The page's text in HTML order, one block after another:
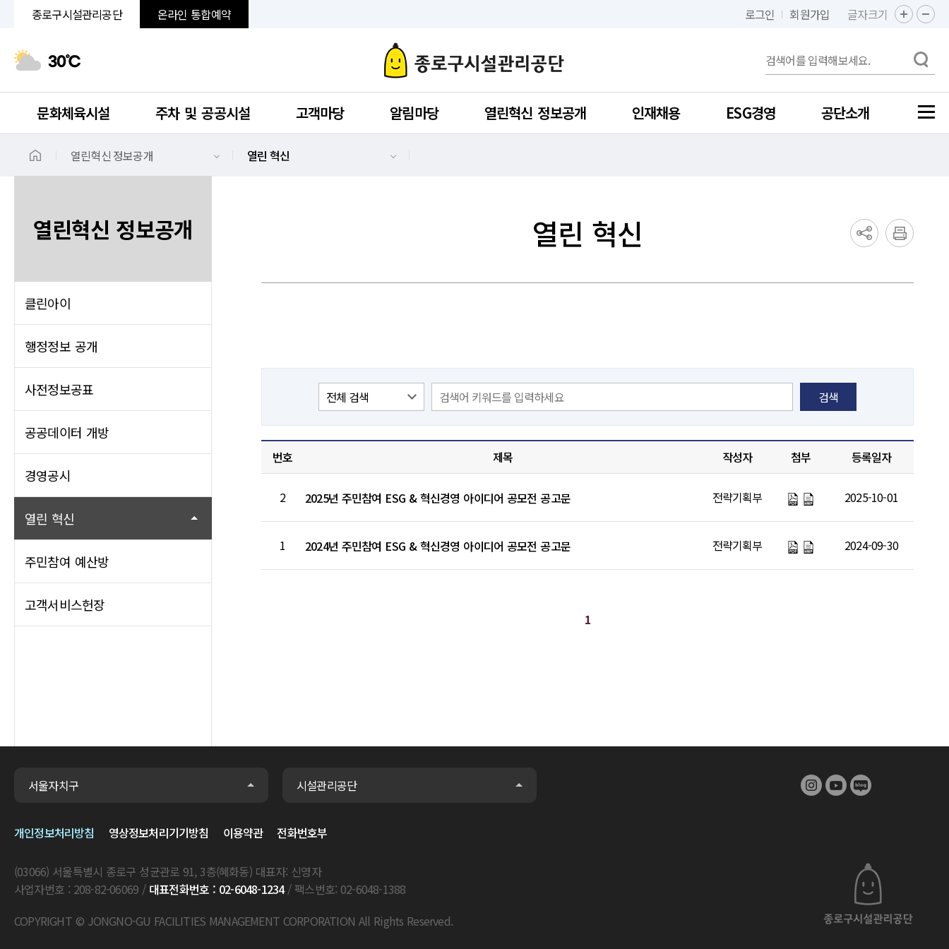
종로구시설관리공단 온라인 통합예약 로그인 회원가입 글자크기
30℃
문화체육시설 주차 및 공공시설 고객마당 알림마당 열린혁신 정보공개 인재채용 ESG경영 공단소개
열린혁신 정보공개 열린 혁신
열린혁신 정보공개
클린아이
행정정보 공개
사전정보공표
공공데이터 개방
경영공시
열린 혁신
주민참여 예산방
고객서비스헌장
열린 혁신
검색
번호 제목 작성자 첨부 등록일자
2 2025년 주민참여 ESG & 혁신경영 아이디어 공모전 공고문 전략기획부 2025-10-01
1 2024년 주민참여 ESG & 혁신경영 아이디어 공모전 공고문 전략기획부 2024-09-30
1
서울자치구 시설관리공단
개인정보처리방침 영상정보처리기기방침 이용약관 전화번호부
(03066) 서울특별시 종로구 성균관로 91, 3층(혜화동) 대표자: 신영자
사업자번호 : 208-82-06069 / 대표전화번호 : 02-6048-1234/ 팩스번호: 02-6048-1388
COPYRIGHT © JONGNO-GU FACILITIES MANAGEMENT CORPORATION All Rights Reserved.